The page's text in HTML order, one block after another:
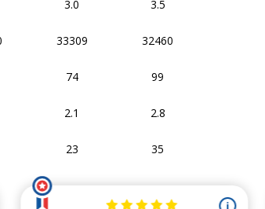
3.0 3.5
33309 32460
74 99
2.1 2.8
23 35